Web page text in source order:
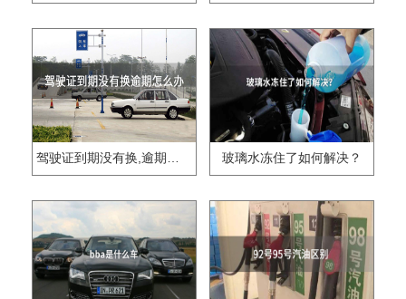
驾驶证到期没有换,逾期怎么办?? 玻璃水冻住了如何解决？